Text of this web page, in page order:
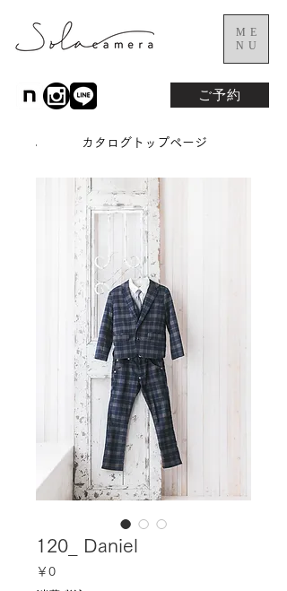
ME
NU
ご予約
120_ Daniel
￥0価
カタログトップページ